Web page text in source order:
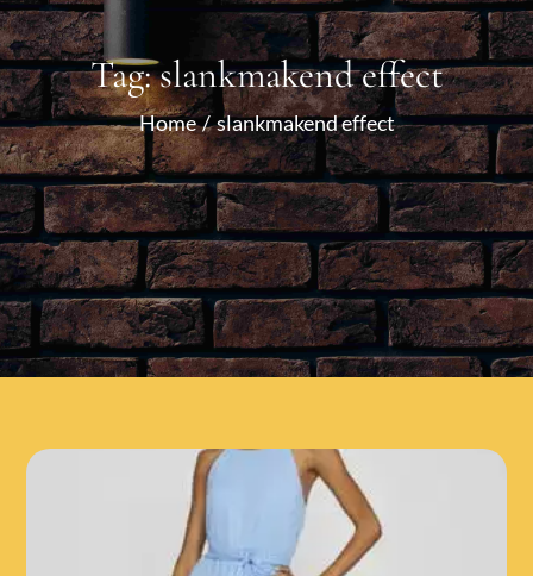
Tag:slankmakend effect
Home slankmakend effect